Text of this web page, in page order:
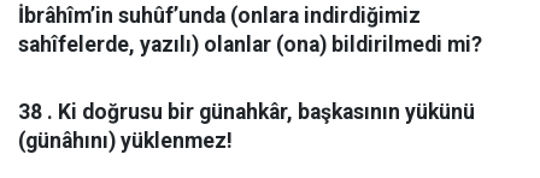
İbrâhîm’in suhûf’unda (onlara indirdiğimiz
sahîfelerde, yazılı) olanlar (ona) bildirilmedi mi?
38 . Ki doğrusu bir günahkâr, başkasının yükünü
(günâhını) yüklenmez!